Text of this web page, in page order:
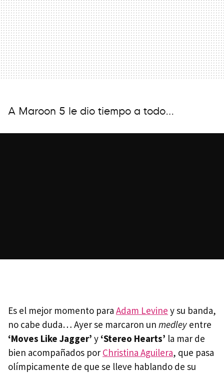
A Maroon 5 le dio tiempo a todo…
Es el mejor momento para Adam Levine y su banda,
no cabe duda… Ayer se marcaron un medley entre
‘Moves Like Jagger’ y ‘Stereo Hearts’ la mar de
bien acompañados por Christina Aguilera, que pasa
olímpicamente de que se lleve hablando de su